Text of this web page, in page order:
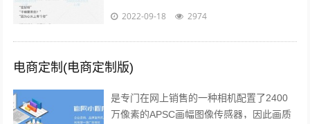
此变得粉红起来下面就给大家分享一些简短
2022-09-18 2974
电商定制(电商定制版)
是专门在网上销售的一种相机配置了2400
万像素的APSC画幅图像传感器，因此画质